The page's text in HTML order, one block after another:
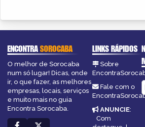
ENCONTRASOROCABA
O melhor de Sorocaba
num só lugar! Dicas, onde
ir, o que fazer, as melhores
empresas, locais, serviços
e muito mais no guia
Encontra Sorocaba.
LINKS RÁPIDOS
Sobre
Fale com o
ANUNCIE:
Com